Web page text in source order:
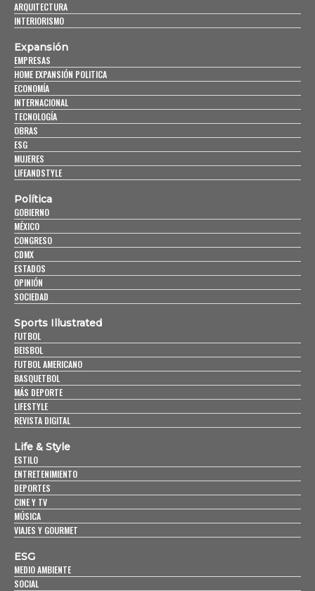
ARQUITECTURA
INTERIORISMO
Expansión
EMPRESAS
HOME EXPANSIÓN POLITICA
ECONOMÍA
INTERNACIONAL
TECNOLOGÍA
OBRAS
ESG
MUJERES
LIFEANDSTYLE
Política
GOBIERNO
MÉXICO
CONGRESO
CDMX
ESTADOS
OPINIÓN
SOCIEDAD
Sports Illustrated
FUTBOL
BEISBOL
FUTBOL AMERICANO
BASQUETBOL
MÁS DEPORTE
LIFESTYLE
REVISTA DIGITAL
Life & Style
ESTILO
ENTRETENIMIENTO
DEPORTES
CINE Y TV
MÚSICA
VIAJES Y GOURMET
ESG
MEDIO AMBIENTE
SOCIAL